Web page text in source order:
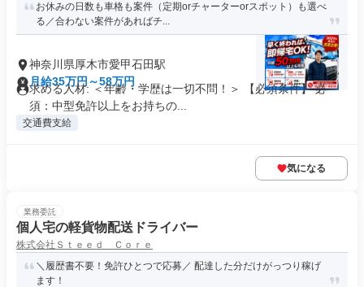
お休みの日数も車格も案件（定期orチャーターorスポット）も選べ
る／合わない案件があればチ...
神奈川県厚木市愛甲石田駅
月給35万円～58万円
求める人材: ＜年齢・学歴は一切不問！＞ 【必須条件】 必
須：中型免許以上をお持ちの...
交通費支給
気になる
業務委託
個人宅の軽貨物配送ドライバー
株式会社Ｓｔｅｅｄ Ｃｏｒｅ
＼履歴書不要！免許ひとつで応募／ 配達した分だけがっつり稼げ
ます！